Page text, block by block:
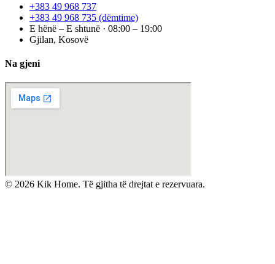
+383 49 968 737
+383 49 968 735 (dëmtime)
E hënë – E shtunë · 08:00 – 19:00
Gjilan, Kosovë
Na gjeni
© 2026 Kik Home. Të gjitha të drejtat e rezervuara.